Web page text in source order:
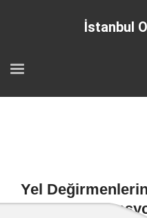
İstanbul
Yel
Teklifi